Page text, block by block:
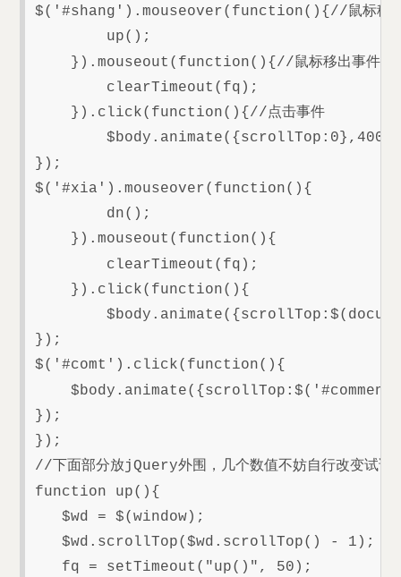
$('#shang').mouseover(function(){//鼠标移到
        up();
    }).mouseout(function(){//鼠标移出事件
        clearTimeout(fq);
    }).click(function(){//点击事件
});
$('#xia').mouseover(function(){
        dn();
    }).mouseout(function(){
        clearTimeout(fq);
    }).click(function(){
});
$('#comt').click(function(){
});
});
//下面部分放jQuery外围，几个数值不妨自行改变试试
function up(){
   $wd = $(window);
   $wd.scrollTop($wd.scrollTop() - 1);
   fq = setTimeout("up()", 50);